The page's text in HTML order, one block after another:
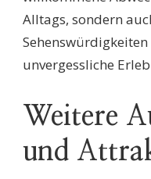
Alltags, sondern
unvergessliche
Weitere
und